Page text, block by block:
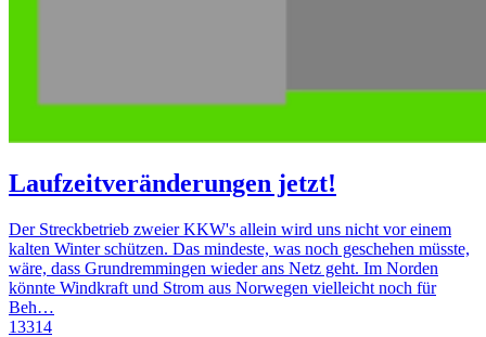
Laufzeitveränderungen jetzt!
Der Streckbetrieb zweier KKW's allein wird uns nicht vor einem
kalten Winter schützen. Das mindeste, was noch geschehen müsste,
wäre, dass Grundremmingen wieder ans Netz geht. Im Norden
könnte Windkraft und Strom aus Norwegen vielleicht noch für
Beh…
13314